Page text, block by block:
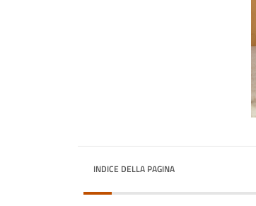
INDICE DELLA PAGINA